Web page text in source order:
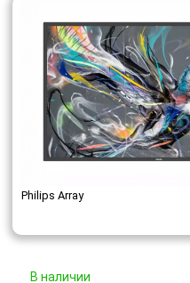
Philips Array
В наличии